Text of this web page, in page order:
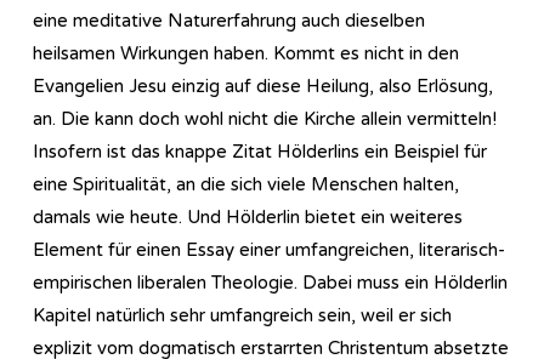
eine meditative Naturerfahrung auch dieselben
heilsamen Wirkungen haben. Kommt es nicht in den
Evangelien Jesu einzig auf diese Heilung, also Erlösung,
an. Die kann doch wohl nicht die Kirche allein vermitteln!
Insofern ist das knappe Zitat Hölderlins ein Beispiel für
eine Spiritualität, an die sich viele Menschen halten,
damals wie heute. Und Hölderlin bietet ein weiteres
Element für einen Essay einer umfangreichen, literarisch-
empirischen liberalen Theologie. Dabei muss ein Hölderlin
Kapitel natürlich sehr umfangreich sein, weil er sich
explizit vom dogmatisch erstarrten Christentum absetzte